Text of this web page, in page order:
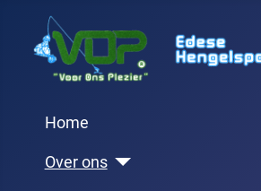
Home
Over ons